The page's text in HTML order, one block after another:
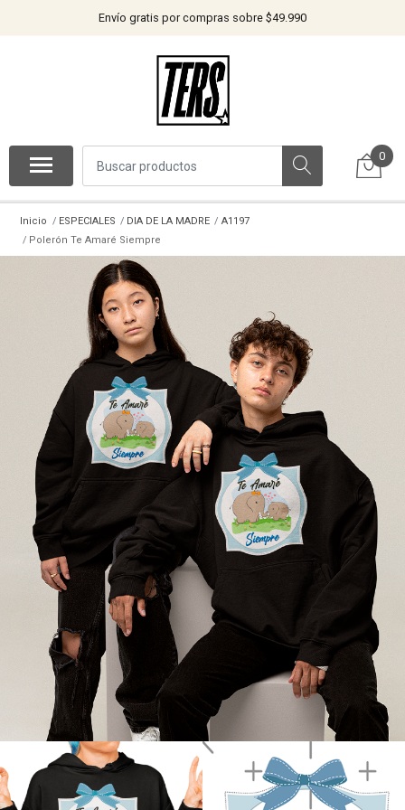
Envío gratis por compras sobre $49.990
0
Inicio ESPECIALES DIA DE LA MADRE
A1197
Polerón Te Amaré Siempre